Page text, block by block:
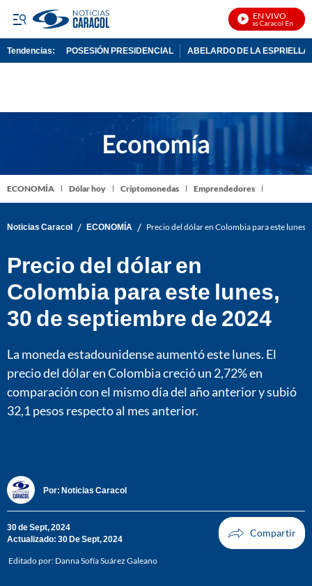
EN VIVO
Noticias Caracol En Vivo
Tendencias: POSESIÓN PRESIDENCIAL ABELARDO DE LA ESPRIELLA
ECONOMÍA Dólar hoy Criptomonedas Emprendedores
Noticias Caracol / ECONOMÍA / Precio del dólar en Colombia para este
Precio del dólar en
Colombia para este lunes,
30 de septiembre de 2024
La moneda estadounidense aumentó este lunes. El
precio del dólar en Colombia creció un 2,72% en
comparación con el mismo día del año anterior y subió
32,1 pesos respecto al mes anterior.
Por: Noticias Caracol
30 de Sept, 2024
Actualizado: 30 De Sept, 2024
Editado por: Danna Sofía Suárez Galeano